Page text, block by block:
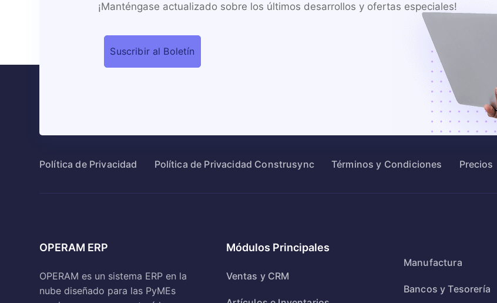
¡Manténgase actualizado sobre los últimos desarrollos y ofertas especiales!
Política de Privacidad Política de Privacidad Construsync Términos y Condiciones Precios
OPERAM ERP
OPERAM es un sistema ERP en la
nube diseñado para las PyMEs
Módulos Principales
Ventas y CRM
Manufactura
Bancos y Tesorería